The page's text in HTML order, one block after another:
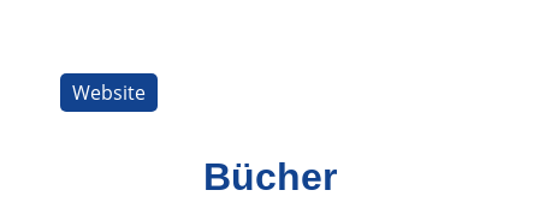
Website
Bücher